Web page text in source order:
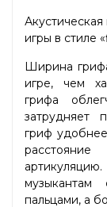
игры в стиле
Ширина
игре, чем
грифа
затрудняет
гриф удобнее
пальцами, а